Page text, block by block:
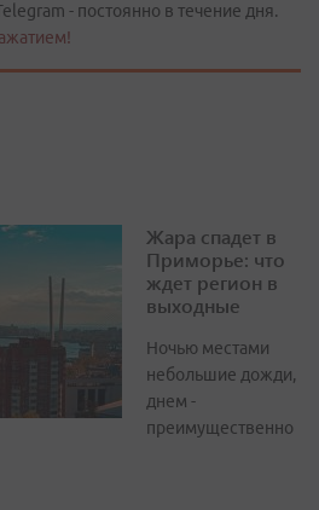
- постоянно в течение дня.
Жара спадет в
Приморье: что
ждет регион в
выходные
Ночью местами
небольшие дожди,
днем -
преимущественно